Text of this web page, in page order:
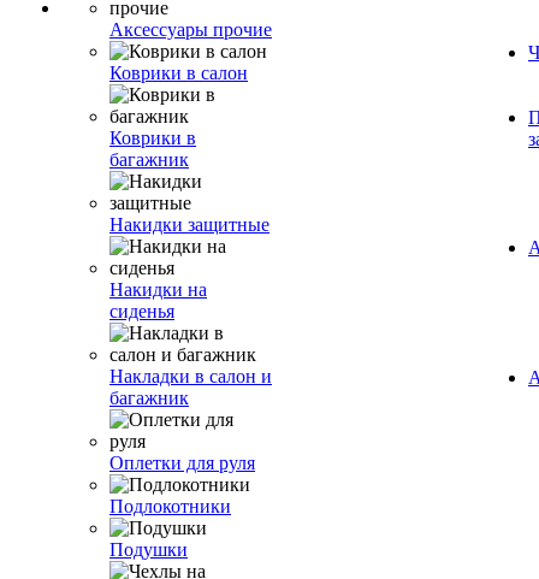
Аксессуары прочие
Коврики в салон
Коврики в
багажник
Накидки защитные
Накидки на
сиденья
Накладки в салон и
багажник
Оплетки для руля
Подлокотники
Подушки